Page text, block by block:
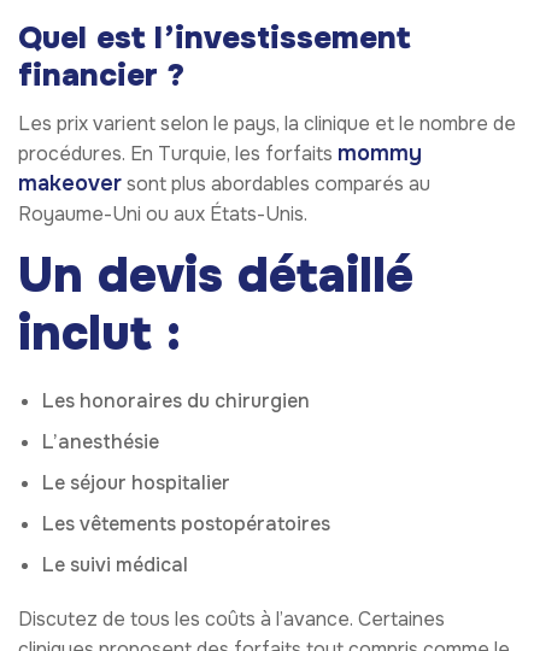
Quel est l’investissement
financier ?
Les prix varient selon le pays, la clinique et le nombre de
procédures. En Turquie, les forfaits mommy
makeoversont plus abordables comparés au
Royaume-Uni ou aux États-Unis.
Un devis détaillé
inclut :
Les honoraires du chirurgien
L’anesthésie
Le séjour hospitalier
Les vêtements postopératoires
Le suivi médical
Discutez de tous les coûts à l’avance. Certaines